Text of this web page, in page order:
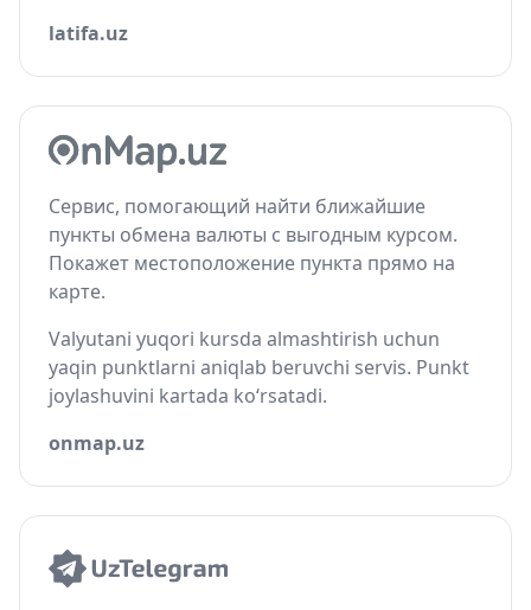
latifa.uz
Сервис, помогающий найти ближайшие
пункты обмена валюты с выгодным курсом.
Покажет местоположение пункта прямо на
карте.
Valyutani yuqori kursda almashtirish uchun
yaqin punktlarni aniqlab beruvchi servis. Punkt
joylashuvini kartada ko‘rsatadi.
onmap.uz